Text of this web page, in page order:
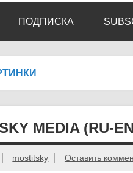
ПОДПИСКА
MEDIA (RU-
mostitsky Оставить